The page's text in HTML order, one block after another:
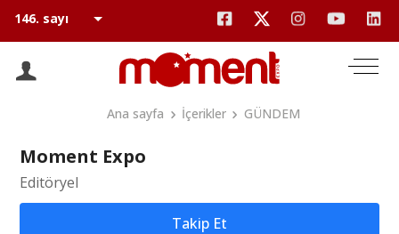
Ana sayfa İçerikler GÜNDEM
Moment Expo
Editöryel
Takip Et